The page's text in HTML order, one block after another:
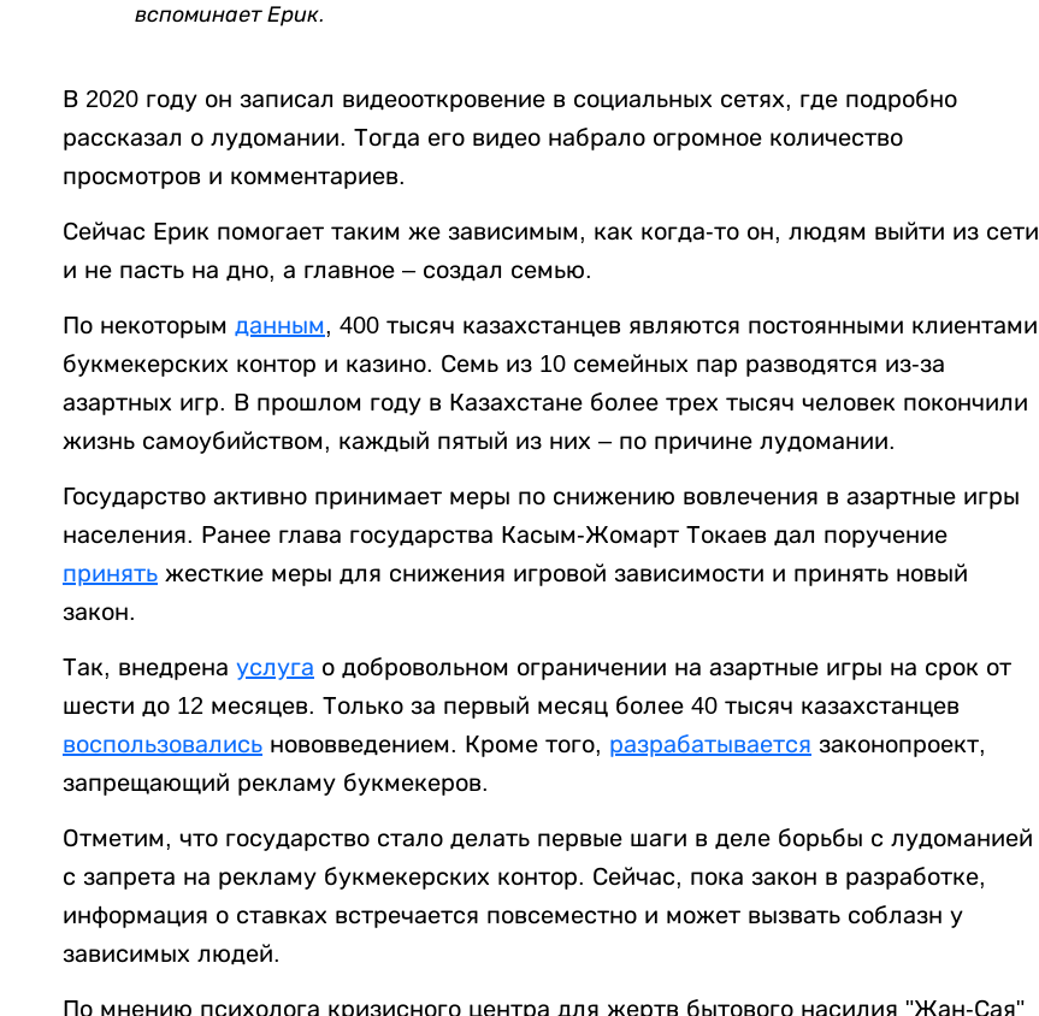
вспоминает Ерик.
В 2020 году он записал видеооткровение в социальных сетях, где подробно
рассказал о лудомании. Тогда его видео набрало огромное количество
просмотров и комментариев.
Сейчас Ерик помогает таким же зависимым, как когда-то он, людям выйти из сети
и не пасть на дно, а главное – создал семью.
По некоторым данным, 400 тысяч казахстанцев являются постоянными клиентами
букмекерских контор и казино. Семь из 10 семейных пар разводятся из-за
азартных игр. В прошлом году в Казахстане более трех тысяч человек покончили
жизнь самоубийством, каждый пятый из них – по причине лудомании.
Государство активно принимает меры по снижению вовлечения в азартные игры
населения. Ранее глава государства Касым-Жомарт Токаев дал поручение
принять жесткие меры для снижения игровой зависимости и принять новый
закон.
Так, внедрена услуга о добровольном ограничении на азартные игры на срок от
шести до 12 месяцев. Только за первый месяц более 40 тысяч казахстанцев
воспользовались нововведением. Кроме того, разрабатывается законопроект,
запрещающий рекламу букмекеров.
Отметим, что государство стало делать первые шаги в деле борьбы с лудоманией
с запрета на рекламу букмекерских контор. Сейчас, пока закон в разработке,
информация о ставках встречается повсеместно и может вызвать соблазн у
зависимых людей.
По мнению психолога кризисного центра для жертв бытового насилия "Жан-Сая"